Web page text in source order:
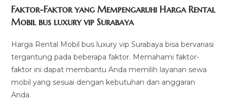
Faktor-Faktor yang Mempengaruhi Harga Rental
Mobil bus luxury vip Surabaya
Harga Rental Mobil bus luxury vip Surabaya bisa bervariasi
tergantung pada beberapa faktor. Memahami faktor-
faktor ini dapat membantu Anda memilih layanan sewa
mobil yang sesuai dengan kebutuhan dan anggaran
Anda.